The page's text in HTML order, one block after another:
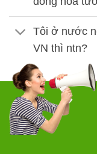
Tôi ở nước
VN thì ntn?